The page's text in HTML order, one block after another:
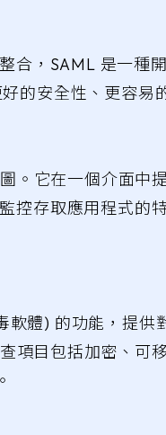
合，SAML 是一種
的安全性、更容易
。它在一個介面
控存取應用程式的
體) 的功能，提
目包括加密、可